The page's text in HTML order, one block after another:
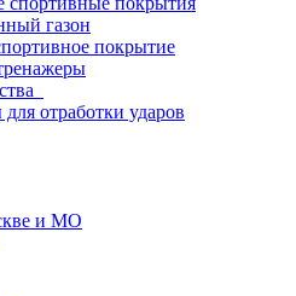
газон
покрытие
отработки ударов
и МО